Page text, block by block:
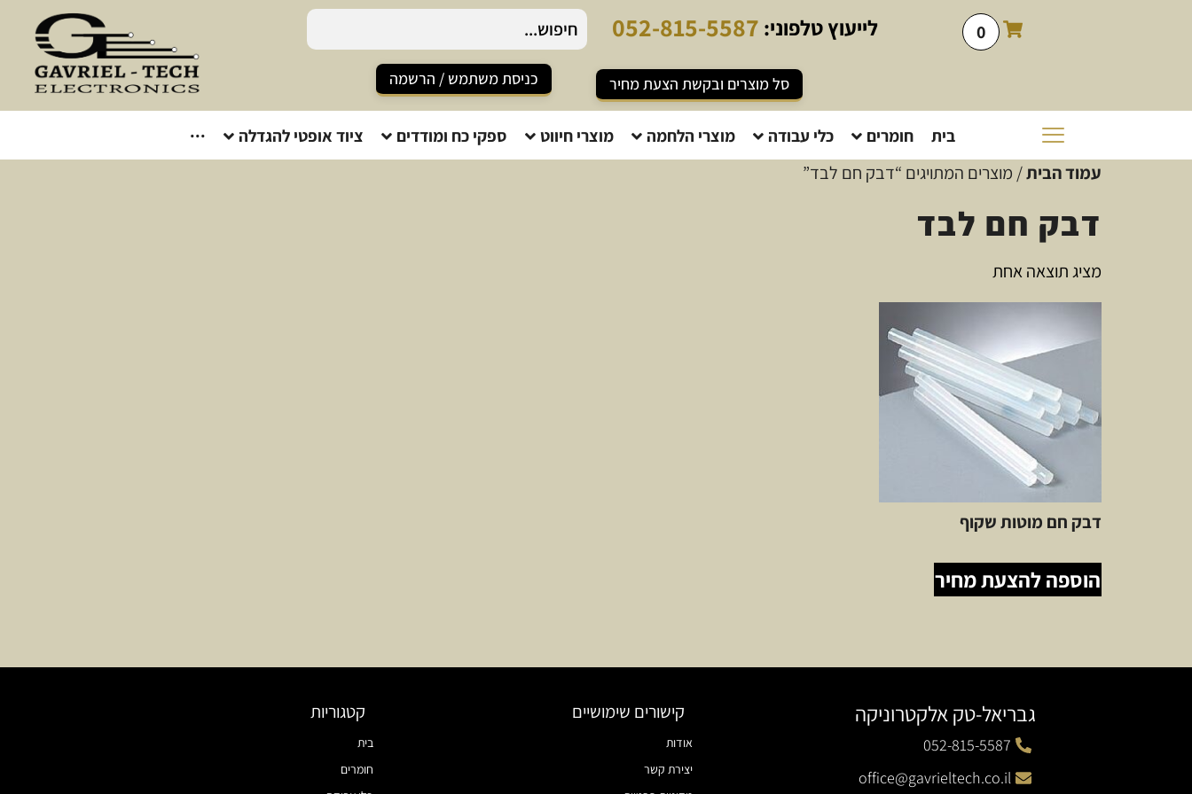
0 לייעוץטלפוני: 52-815-5587
סל מוצרים ובקשת הצעת מחיר כניסת משתמש / הרשמה
בית חומרים כלי עבודה מוצרי הלחמה מוצרי חיווט ספקי כח ומודדים ציוד אופטי להגדלה ···
עמוד הבית/ מוצרים המתויגים “דבק חם לבד”
דבק חם לבד
מציג תוצאה אחת
דבק חם מוטות שקוף
הוספה להצעת מחיר
גבריאל-טק אלקטרוניקה
052-815-5587
office@gavrieltech.co.il
קישורים שימושיים
אודות
יצירת קשר
קטגוריות
בית
חומרים